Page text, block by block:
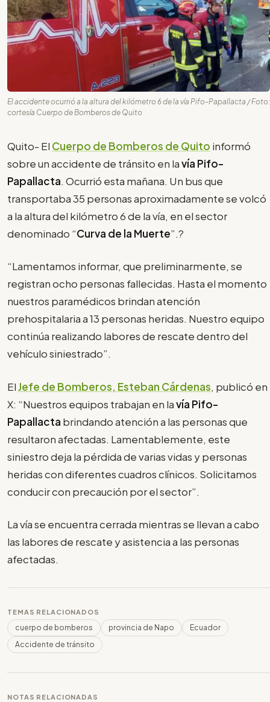
El accidente ocurrió a la altura del kilómetro 6 de la vía Pifo-Papallacta / Foto:
cortesía Cuerpo de Bomberos de Quito
Quito- El Cuerpo de Bomberos de Quito informó
sobre un accidente de tránsito en lavía Pifo-
Papallacta. Ocurrió esta mañana. Un bus que
transportaba 35 personas aproximadamente se volcó
a la altura del kilómetro 6 de la vía, en el sector
denominado “Curva de la Muerte”.?
“Lamentamos informar, que preliminarmente, se
registran ocho personas fallecidas. Hasta el momento
nuestros paramédicos brindan atención
prehospitalaria a 13 personas heridas. Nuestro equipo
continúa realizando labores de rescate dentro del
vehículo siniestrado”.
ElJefe de Bomberos, Esteban Cárdenas, publicó en
X: “Nuestros equipos trabajan en lavía Pifo-
Papallacta brindando atención a las personas que
resultaron afectadas. Lamentablemente, este
siniestro deja la pérdida de varias vidas y personas
heridas con diferentes cuadros clínicos. Solicitamos
conducir con precaución por el sector”.
La vía se encuentra cerrada mientras se llevan a cabo
las labores de rescate y asistencia a las personas
afectadas.
TEMAS RELACIONADOS
cuerpo de bomberos provincia de Napo
Ecuador
Accidente de tránsito
NOTAS RELACIONADAS